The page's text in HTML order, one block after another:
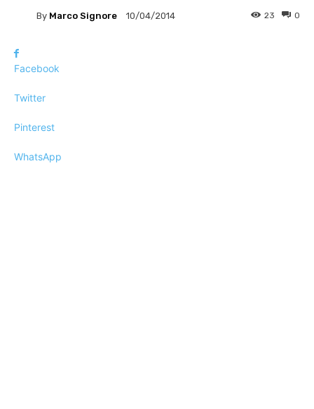
By Marco Signore 10/04/2014 0
23
Facebook
Twitter
Pinterest
WhatsApp